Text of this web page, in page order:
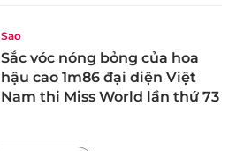
Sao
Sắc vóc nóng bỏng của hoa
hậu cao 1m86 đại diện Việt
Nam thi Miss World lần thứ 73